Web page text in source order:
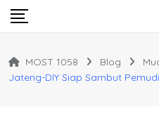
Skip
MOST 1058 Blog
Jateng-DIY Siap Sambut